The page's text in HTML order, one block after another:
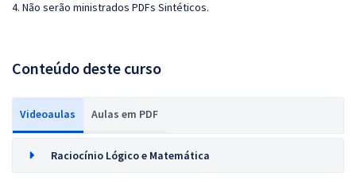
4. Não serão ministrados PDFs Sintéticos.
Conteúdo deste curso
Videoaulas Aulas em PDF
Raciocínio Lógico e Matemática